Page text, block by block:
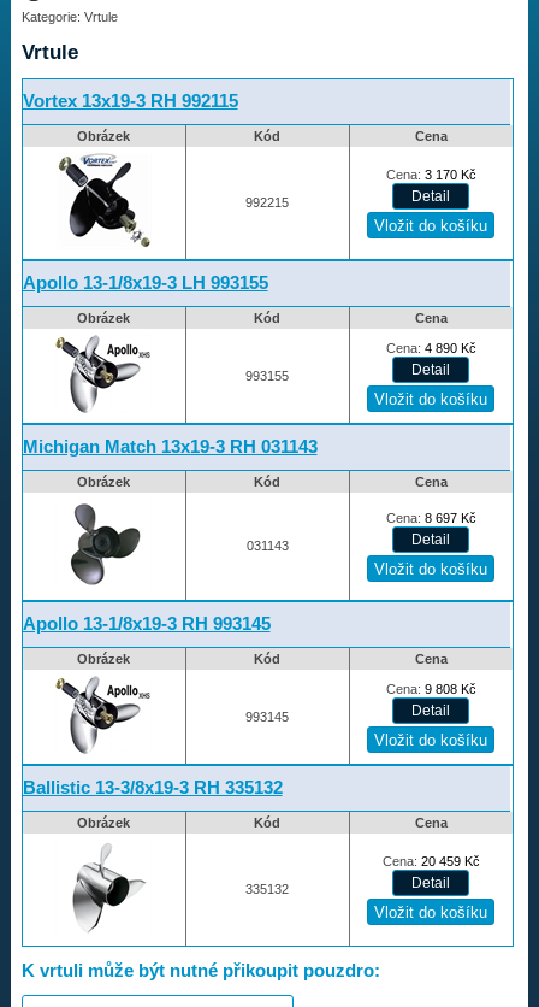
Provedení:
Výrobce:
Drážky na hřídeli:
Najít vrtuli
Motory
Vrtule
Vortex
Apollo
Michigan Match
Rapture
Volvo-Duo propellers
Amita
Redukční pouzdra XHS
Kontakty
Aktuality
Nákupní řád
Úvod
733 327 427
Kategorie: Vrtule
Vrtule
Vortex 13x19-3 RH 992115
Obrázek Kód Cena
992215
Cena: 3 170 Kč
Apollo 13-1/8x19-3 LH 993155
Obrázek Kód Cena
993155
Cena: 4 890 Kč
Michigan Match 13x19-3 RH 031143
Obrázek Kód Cena
031143
Cena: 8 697 Kč
Apollo 13-1/8x19-3 RH 993145
Obrázek Kód Cena
993145
Cena: 9 808 Kč
Ballistic 13-3/8x19-3 RH 335132
Obrázek Kód Cena
335132
Cena: 20 459 Kč
K vrtuli může být nutné přikoupit pouzdro: